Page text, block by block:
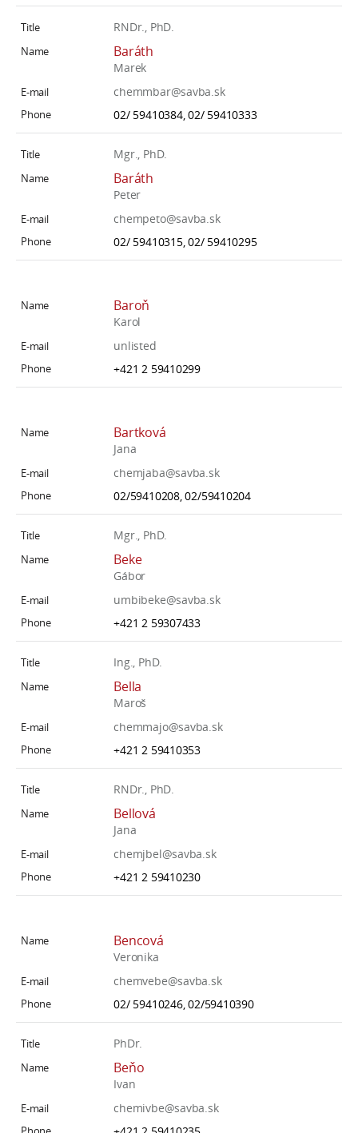
RNDr., PhD.
Baráth
Marek
chemmbar@savba.sk
02/ 59410384, 02/ 59410333
Mgr., PhD.
Baráth
Peter
chempeto@savba.sk
02/ 59410315, 02/ 59410295
Baroň
Karol
unlisted
+421 2 59410299
Bartková
Jana
chemjaba@savba.sk
02/59410208, 02/59410204
Mgr., PhD.
Beke
Gábor
umbibeke@savba.sk
+421 2 59307433
Ing., PhD.
Bella
Maroš
chemmajo@savba.sk
+421 2 59410353
RNDr., PhD.
Bellová
Jana
chemjbel@savba.sk
+421 2 59410230
Bencová
Veronika
chemvebe@savba.sk
02/ 59410246, 02/59410390
PhDr.
Beňo
Ivan
chemivbe@savba.sk